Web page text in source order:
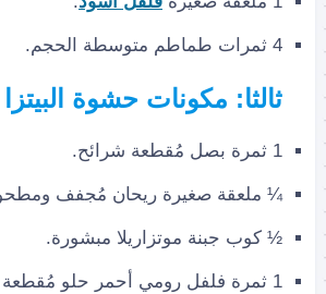
4 ثمرات طماطم متوسطة الحجم.
ثالثا: مكونات حشوة البيتزا
1 ثمرة بصل مُقطعة شرائح.
¼ ملعقة صغيرة ريحان مُجفف
½ كوب جبنة موتزاريلا مبشورة.
1 ثمرة فلفل رومي أحمر حلو مُقطعة شرائح.